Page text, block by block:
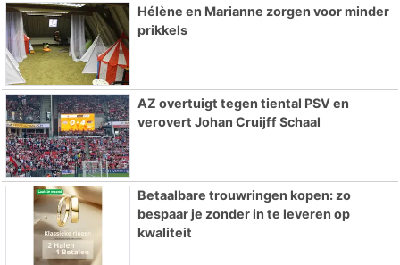
Hélène en Marianne zorgen voor minder
prikkels
AZ overtuigt tegen tiental PSV en
verovert Johan Cruijff Schaal
Betaalbare trouwringen kopen: zo
bespaar je zonder in te leveren op
kwaliteit